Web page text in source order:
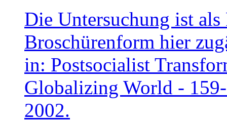
Die Untersuchung ist
Broschürenform hier
in: Postsocialist
Globalizing World -
2002.